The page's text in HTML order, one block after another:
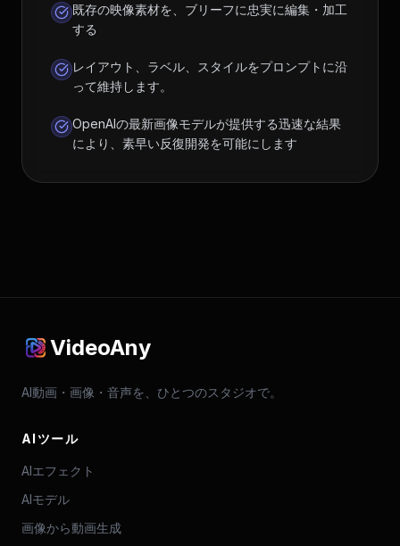
既存の映像素材を、ブリーフに忠実に編集・加工
する
レイアウト、ラベル、スタイルをプロンプトに沿
って維持します。
OpenAIの最新画像モデルが提供する迅速な結果
により、素早い反復開発を可能にします
VideoAny
AI動画・画像・音声を、ひとつのスタジオで。
AIツール
AIエフェクト
AIモデル
画像から動画生成